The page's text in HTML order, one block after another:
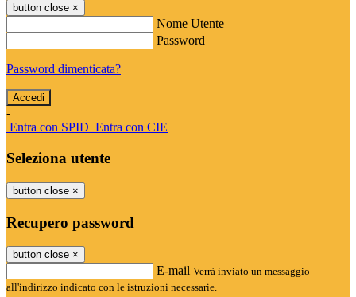
button close ×
Nome Utente
Password
Password dimenticata?
-
Entra con SPID Entra con CIE
Seleziona utente
button close ×
Recupero password
button close ×
E-mail Verrà inviato un messaggio
all'indirizzo indicato con le istruzioni necessarie.